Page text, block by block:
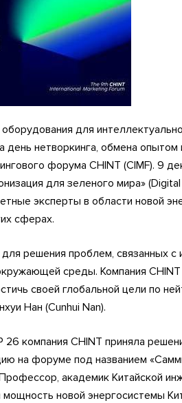
для
день нетворкинга, обмена
форума CHINT (CIMF). 9
для зеленого мира»
эксперты в области новой
сферах.
решения проблем, связанных с
среды. Компания
своей глобальной цели по
Нан (Cunhui Nan).
26 компания CHINT приняла
на форуме под названием
академик Китайской
новой энергосистемы